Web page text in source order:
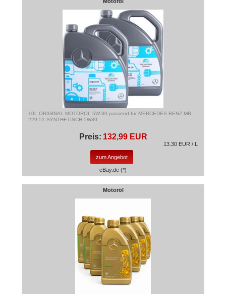
10L ORIGINAL MOTORÖL 5W-30 passend für MERCEDES BENZ MB
229.51 SYNTHETISCH 5W30
Preis: 132,99 EUR
13.30 EUR / L
zum Angebot
eBay.de (*)
Motoröl